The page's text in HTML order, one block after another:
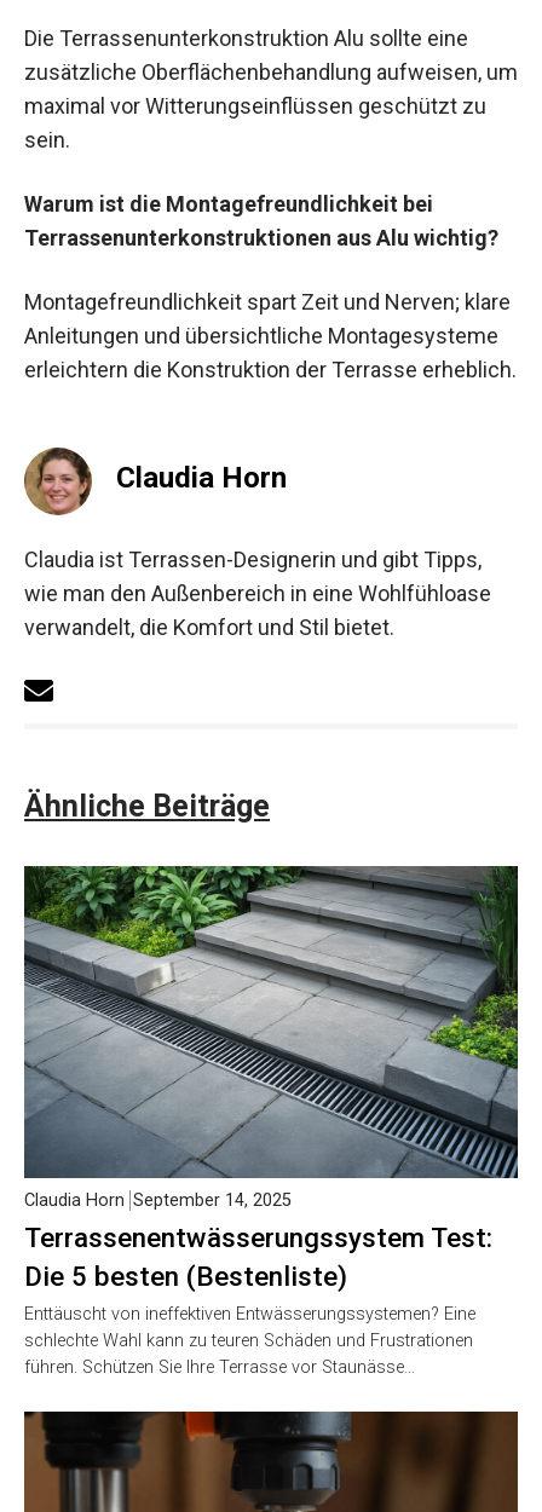
Die Terrassenunterkonstruktion Alu sollte eine
zusätzliche Oberflächenbehandlung aufweisen, um
maximal vor Witterungseinflüssen geschützt zu
sein.
Warum ist die Montagefreundlichkeit bei
Terrassenunterkonstruktionen aus Alu wichtig?
Montagefreundlichkeit spart Zeit und Nerven; klare
Anleitungen und übersichtliche Montagesysteme
erleichtern die Konstruktion der Terrasse erheblich.
Claudia Horn
Claudia ist Terrassen-Designerin und gibt Tipps,
wie man den Außenbereich in eine Wohlfühloase
verwandelt, die Komfort und Stil bietet.
Ähnliche Beiträge
Terrassenentwässerungssystem Test:
Die 5 besten (Bestenliste)
Claudia Horn September 14, 2025
Enttäuscht von ineffektiven Entwässerungssystemen? Eine
schlechte Wahl kann zu teuren Schäden und Frustrationen
führen. Schützen Sie Ihre Terrasse vor Staunässe…